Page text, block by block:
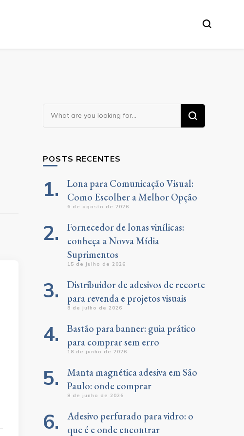
Looking
for
POSTS RECENTES
Lona para Comunicação Visual:
Como Escolher a Melhor Opção
6 de agosto de 2026
Fornecedor de lonas vinílicas:
conheça a Novva Mídia
Suprimentos
15 de julho de 2026
Distribuidor de adesivos de recorte
para revenda e projetos visuais
8 de julho de 2026
Bastão para banner: guia prático
para comprar sem erro
18 de junho de 2026
Manta magnética adesiva em São
Paulo: onde comprar
8 de junho de 2026
Adesivo perfurado para vidro: o
que é e onde encontrar